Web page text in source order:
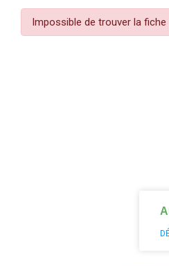
Impossible de trouver la fiche